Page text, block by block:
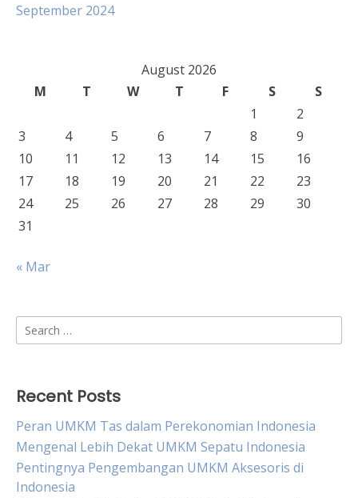
September 2024
August 2026
M
T W T F S
S
1
2
3
4 5 6 7 8
9
10
11 12 13 14 15
16
17
18 19 20 21 22
23
24
25 26 27 28 29
30
31
« Mar
Search
for:
Recent Posts
Peran UMKM Tas dalam Perekonomian Indonesia
Mengenal Lebih Dekat UMKM Sepatu Indonesia
Pentingnya Pengembangan UMKM Aksesoris di
Indonesia